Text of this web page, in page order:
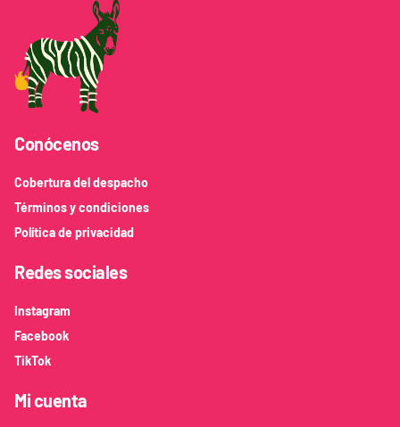
Conócenos
Cobertura del despacho
Términos y condiciones
Política de privacidad
Redes sociales
Instagram
Facebook
TikTok
Mi cuenta